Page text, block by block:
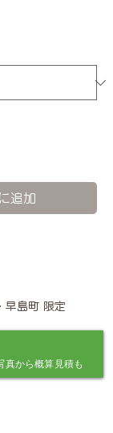
追加
早島町 限定
が
真から概算見積も